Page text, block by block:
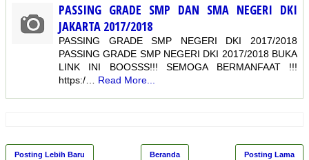
PASSING GRADE SMP DAN SMA NEGERI DKI
JAKARTA 2017/2018
PASSING GRADE SMP NEGERI DKI 2017/2018
PASSING GRADE SMP NEGERI DKI 2017/2018 BUKA
LINK INI BOOSSS!!! SEMOGA BERMANFAAT !!!
https:/…
Read More...
Posting Lebih Baru Posting Lama
Beranda